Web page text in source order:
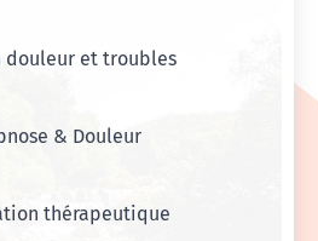
douleur et troubles
& Douleur
thérapeutique